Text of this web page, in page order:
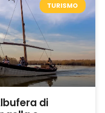
TURISMO
di